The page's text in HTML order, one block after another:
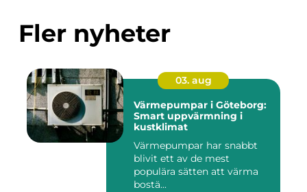
Fler nyheter
03. aug
Värmepumpar i Göteborg:
Smart uppvärmning i
kustklimat
Värmepumpar har snabbt
blivit ett av de mest
populära sätten att värma
bostä...